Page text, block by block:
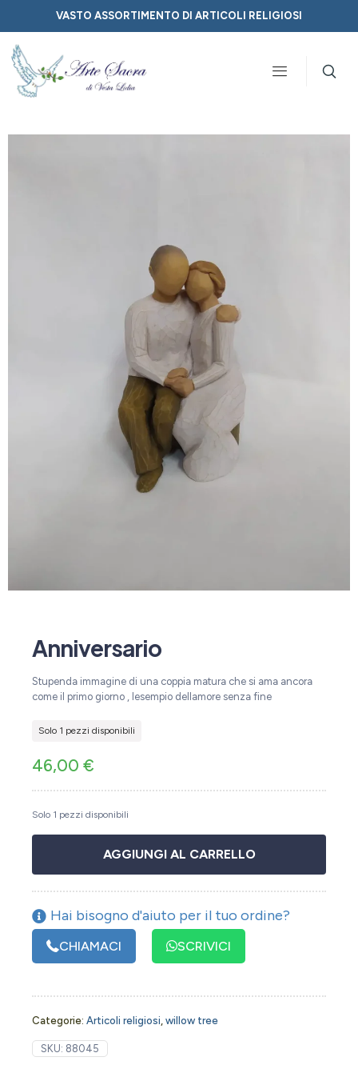
VASTO ASSORTIMENTO DI ARTICOLI RELIGIOSI
Anniversario
Stupenda immagine di una coppia matura che si ama ancora
come il primo giorno , lesempio dellamore senza fine
Solo 1 pezzi disponibili
46,00 €
Solo 1 pezzi disponibili
AGGIUNGI AL CARRELLO
Hai bisogno d'aiuto per il tuo ordine?
CHIAMACI SCRIVICI
Categorie: Articoli religiosi, willow tree
SKU: 88045